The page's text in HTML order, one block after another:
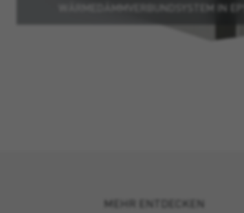
WÄRMEDÄMMVERBUNDSYSTEM IN EPS
MEHR ENTDECKEN